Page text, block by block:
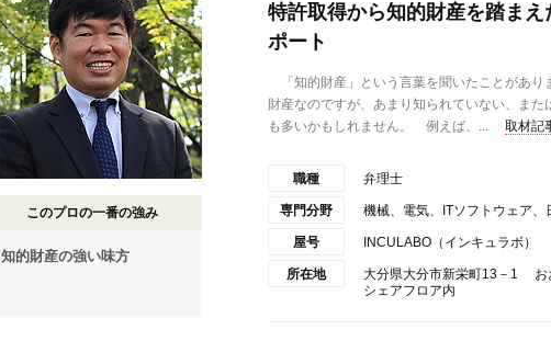
このプロの一番の強み
知的財産の強い味方
特許取得から知的財産を踏ま
ポート
「知的財産」という言葉を聞いたことがあ
財産なのですが、あまり知られていない、ま
も多いかもしれません。 例えば、...
取材記
職種 弁理士
専門分野 機械、電気、ITソフトウェア
屋号 INCULABO（インキュラボ）
所在地
大分県大分市新栄町13－1 お
シェアフロア内